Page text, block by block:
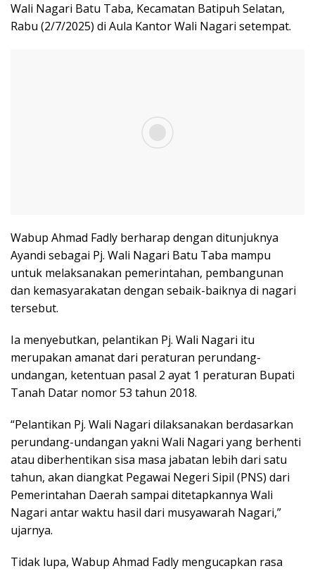
Wali Nagari Batu Taba, Kecamatan Batipuh Selatan,
Rabu (2/7/2025) di Aula Kantor Wali Nagari setempat.
Wabup Ahmad Fadly berharap dengan ditunjuknya
Ayandi sebagai Pj. Wali Nagari Batu Taba mampu
untuk melaksanakan pemerintahan, pembangunan
dan kemasyarakatan dengan sebaik-baiknya di nagari
tersebut.
Ia menyebutkan, pelantikan Pj. Wali Nagari itu
merupakan amanat dari peraturan perundang-
undangan, ketentuan pasal 2 ayat 1 peraturan Bupati
Tanah Datar nomor 53 tahun 2018.
“Pelantikan Pj. Wali Nagari dilaksanakan berdasarkan
perundang-undangan yakni Wali Nagari yang berhenti
atau diberhentikan sisa masa jabatan lebih dari satu
tahun, akan diangkat Pegawai Negeri Sipil (PNS) dari
Pemerintahan Daerah sampai ditetapkannya Wali
Nagari antar waktu hasil dari musyawarah Nagari,”
ujarnya.
Tidak lupa, Wabup Ahmad Fadly mengucapkan rasa